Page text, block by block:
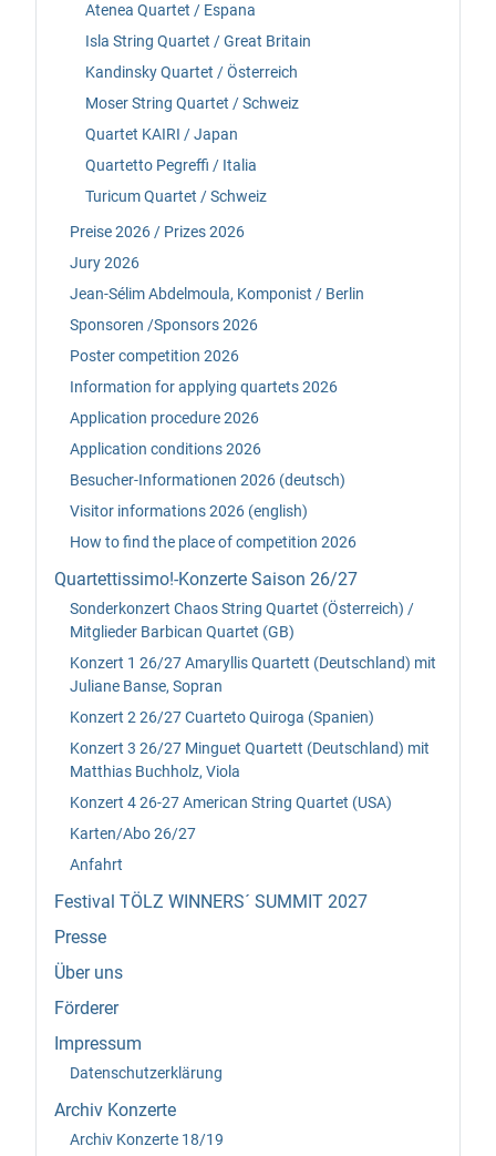
Atenea Quartet / Espana
Isla String Quartet / Great Britain
Kandinsky Quartet / Österreich
Moser String Quartet / Schweiz
Quartet KAIRI / Japan
Quartetto Pegreffi / Italia
Turicum Quartet / Schweiz
Preise 2026 / Prizes 2026
Jury 2026
Jean-Sélim Abdelmoula, Komponist / Berlin
Sponsoren /Sponsors 2026
Poster competition 2026
Information for applying quartets 2026
Application procedure 2026
Application conditions 2026
Besucher-Informationen 2026 (deutsch)
Visitor informations 2026 (english)
How to find the place of competition 2026
Quartettissimo!-Konzerte Saison 26/27
Sonderkonzert Chaos String Quartet (Österreich) /
Mitglieder Barbican Quartet (GB)
Konzert 1 26/27 Amaryllis Quartett (Deutschland) mit
Juliane Banse, Sopran
Konzert 2 26/27 Cuarteto Quiroga (Spanien)
Konzert 3 26/27 Minguet Quartett (Deutschland) mit
Matthias Buchholz, Viola
Konzert 4 26-27 American String Quartet (USA)
Karten/Abo 26/27
Anfahrt
Festival TÖLZ WINNERS´ SUMMIT 2027
Presse
Über uns
Förderer
Impressum
Datenschutzerklärung
Archiv Konzerte
Archiv Konzerte 18/19